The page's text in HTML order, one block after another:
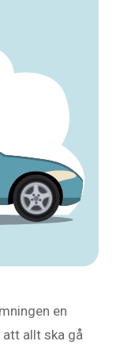
en
allt ska gå